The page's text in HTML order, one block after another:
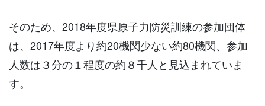
そのため、 2018年度県原子力防災訓練の参加団体
は、 2017年度より約20機関少ない約80機関、参加
人数は３分の１程度の約８千人と見込まれていま
す。